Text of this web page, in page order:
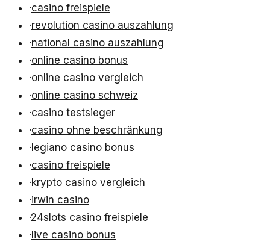
·casino freispiele
·revolution casino auszahlung
·national casino auszahlung
·online casino bonus
·online casino vergleich
·online casino schweiz
·casino testsieger
·casino ohne beschränkung
· legiano casino bonus
·casino freispiele
·krypto casino vergleich
·irwin casino
·24slots casino freispiele
· live casino bonus